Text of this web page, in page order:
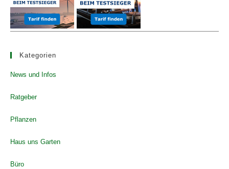
Kategorien
News und Infos
Ratgeber
Pflanzen
Haus uns Garten
Büro